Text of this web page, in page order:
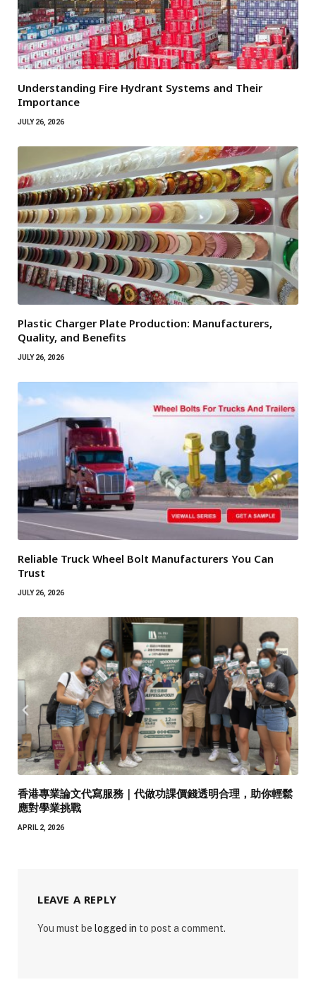
Understanding Fire Hydrant Systems and Their
Importance
JULY 26, 2026
Plastic Charger Plate Production: Manufacturers,
Quality, and Benefits
JULY 26, 2026
Reliable Truck Wheel Bolt Manufacturers You Can
Trust
JULY 26, 2026
香港專業論文代寫服務｜代做功課價錢透明合理，助你輕鬆
應對學業挑戰
APRIL 2, 2026
LEAVE A REPLY
You must be logged in to post a comment.